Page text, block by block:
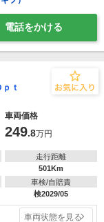
電話をかける
ｔ
車両価格
249.8万円
走行距離
501Km
車検/自賠責
検2029/05
車両状態を見る